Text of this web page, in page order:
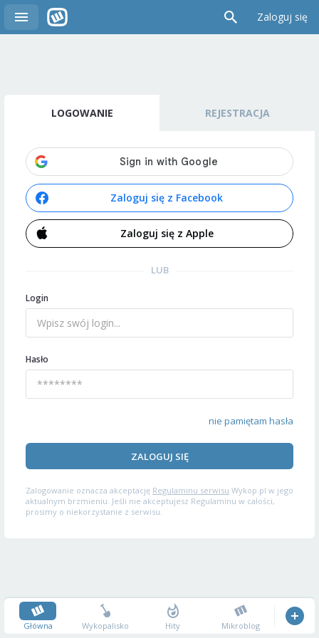
Zaloguj się
LOGOWANIE REJESTRACJA
Zaloguj się z Facebook
Zaloguj się z Apple
LUB
Login
Hasło
nie pamiętam hasła
ZALOGUJ SIĘ
Zalogowanie oznacza akceptację Regulaminu serwisu Wykop.pl w jego
aktualnym brzmieniu. Jeśli nie akceptujesz Regulaminu w całości,
prosimy o niekorzystanie z serwisu.
Główna Wykopalisko Hity Mikroblog